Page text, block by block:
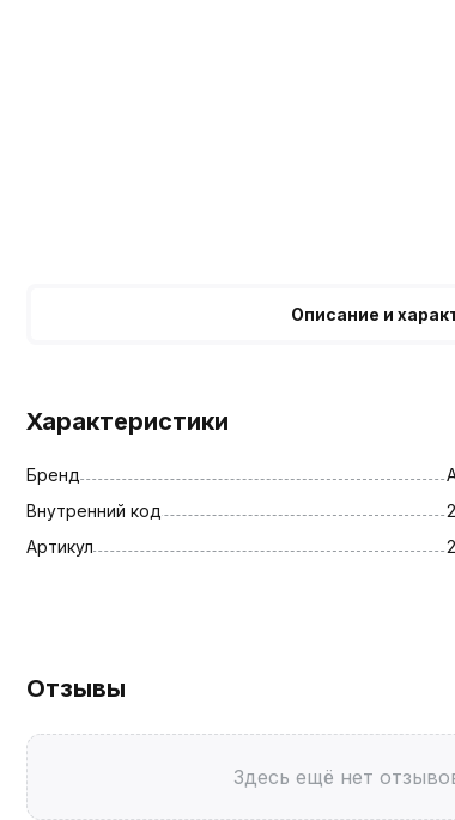
Описание и
Характеристики
Бренд
Внутренний код
Артикул
Отзывы
Здесь ещё нет